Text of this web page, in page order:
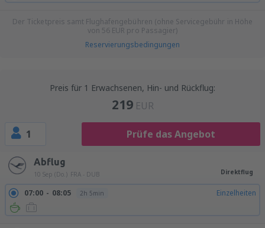
Der Ticketpreis samt Flughafengebühren (ohne Servicegebühr in Höhe
von 56 EUR pro Passagier)
Reservierungsbedingungen
Preis für 1 Erwachsenen, Hin- und Rückflug:
219 EUR
1 Prüfe das Angebot
Abflug
10 Sep (Do.) FRA - DUB Direktflug
07:00 08:05 2h 5min Einzelheiten